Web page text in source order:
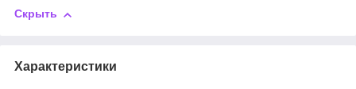
Скрыть
Характеристики